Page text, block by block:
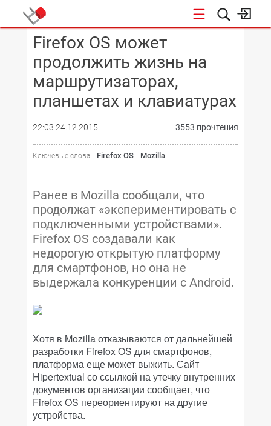
КОНФЕРЕНЦИИ
Firefox OS может
продолжить жизнь на
маршрутизаторах,
планшетах и клавиатурах
22:03 24.12.2015 3553 прочтения
Ключевые слова : Firefox OS Mozilla
Ранее в Mozilla сообщали, что
продолжат «экспериментировать с
подключенными устройствами».
Firefox OS создавали как
недорогую открытую платформу
для смартфонов, но она не
выдержала конкуренции с Android.
Хотя в Mozilla отказываются от дальнейшей
разработки Firefox OS для смартфонов,
платформа еще может выжить. Сайт
Hipertextual со ссылкой на утечку внутренних
документов организации сообщает, что
Firefox OS переориентируют на другие
устройства.